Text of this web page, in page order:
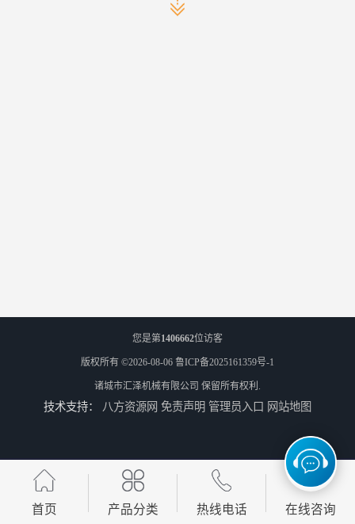
您是第1406662位访客
版权所有 ©2026-08-06 鲁ICP备2025161359号-1
诸城市汇泽机械有限公司 保留所有权利.
技术支持： 八方资源网 免责声明 管理员入口 网站地图
首页 产品分类 热线电话 在线咨询